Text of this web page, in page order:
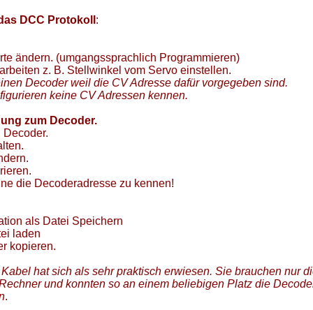
HO Bahnübergang Projekt
*Lokscanner
* Bahnschrankendecoder
° Simpel DCC Booster
° HO Signale mit WS2811
° Digital PWM Trafo (Rocrail)
° WS2811 24X Adapterplatine
° DCC 8 fach Servodecoder
*16 fach Kontaktgleismelder
* Zwei zu eins DCC Filter
° Z21 App für meine Zentrale
° Neuer DCC Servo Schaltdecoder
° WiFi Handregler bitte Testen
DCC Protokoll :
ändern. (umgangssprachlich Programmieren)
z. B. Stellwinkel vom Servo einstellen.
Decoder weil die CV Adresse dafür vorgegeben sind.
keine CV Adressen kennen.
zum Decoder.
die Decoderadresse zu kennen!
als Datei Speichern
laden
kopieren.
hat sich als sehr praktisch erwiesen. Sie brauchen nur
und konnten so an einem beliebigen Platz die
.